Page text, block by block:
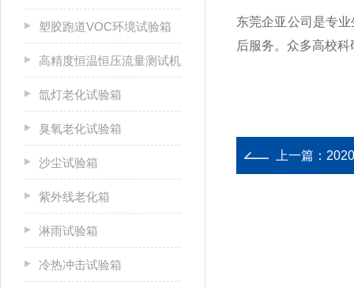
塑胶跑道VOC环境试验箱
高精度恒温恒压流量测试机
氙灯老化试验箱
臭氧老化试验箱
沙尘试验箱
紫外线老化箱
淋雨试验箱
冷热冲击试验箱
东莞企亚公司是专
后服务。众多高校
上一篇：